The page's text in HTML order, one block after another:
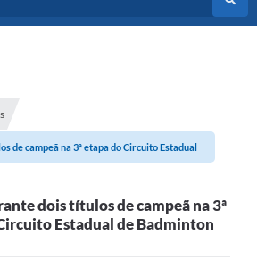
de campeã na 3ª etapa do Circuito Estadual
dois títulos de campeã na 3ª
Estadual de Badminton